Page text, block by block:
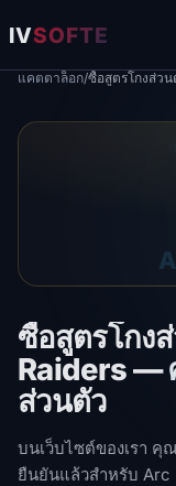
IVSOFTE
แคตตาล็อก/
ซื้อสูตรโกง
Raiders —
ส่วนตัว
บนเว็บไซต์ของเรา คุ
ยืนยันแล้วสำหรับ Arc